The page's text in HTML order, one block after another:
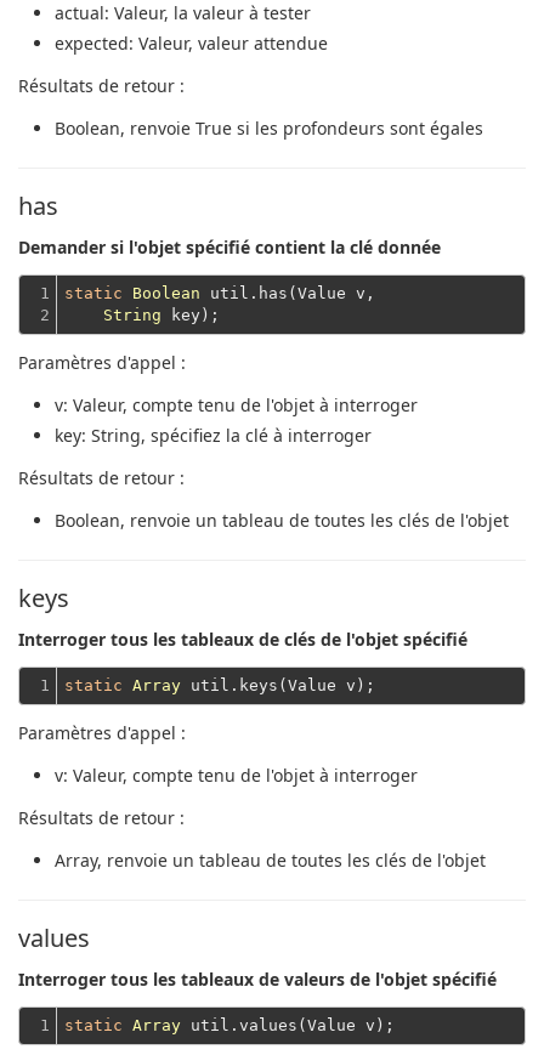
actual: Valeur, la valeur à tester
expected: Valeur, valeur attendue
Résultats de retour :
Boolean, renvoie True si les profondeurs sont égales
has
Demander si l'objet spécifié contient la clé donnée
1
2
static Boolean util.has(Value v,
String
Paramètres d'appel :
v: Valeur, compte tenu de l'objet à interroger
key: String, spécifiez la clé à interroger
Résultats de retour :
Boolean, renvoie un tableau de toutes les clés de l'objet
keys
Interroger tous les tableaux de clés de l'objet spécifié
1 static Array
Paramètres d'appel :
v: Valeur, compte tenu de l'objet à interroger
Résultats de retour :
Array, renvoie un tableau de toutes les clés de l'objet
values
Interroger tous les tableaux de valeurs de l'objet spécifié
1 static Array